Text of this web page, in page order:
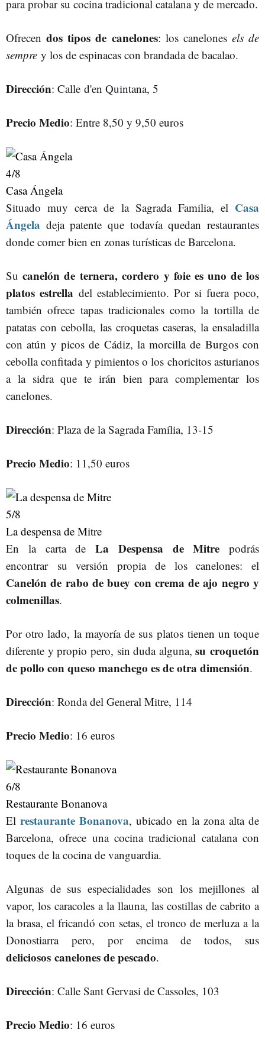
para probar su cocina tradicional catalana y de mercado.
Ofrecendos tipos de canelones: los canelones els de
sempre y los de espinacas con brandada de bacalao.
Dirección: Calle d'en Quintana, 5
Precio Medio: Entre 8,50 y 9,50 euros
4/8
Casa Ángela
Situado muy cerca de la Sagrada Familia, el Casa
Ángela deja patente que todavía quedan restaurantes
donde comer bien en zonas turísticas de Barcelona.
Sucanelón de ternera, cordero y foie es uno de los
platos estrella del establecimiento. Por si fuera poco,
también ofrece tapas tradicionales como la tortilla de
patatas con cebolla, las croquetas caseras, la ensaladilla
con atún y picos de Cádiz, la morcilla de Burgos con
cebolla confitada y pimientos o los choricitos asturianos
a la sidra que te irán bien para complementar los
canelones.
Dirección: Plaza de la Sagrada Família, 13-15
Precio Medio: 11,50 euros
5/8
La despensa de Mitre
En la carta de La Despensa de Mitre podrás
encontrar su versión propia de los canelones: el
Canelón de rabo de buey con crema de ajo negro y
colmenillas.
Por otro lado, la mayoría de sus platos tienen un toque
diferente y propio pero, sin duda alguna,su croquetón
de pollo con queso manchego es de otra dimensión.
Dirección: Ronda del General Mitre, 114
Precio Medio: 16 euros
6/8
Restaurante Bonanova
Elrestaurante Bonanova, ubicado en la zona alta de
Barcelona, ofrece una cocina tradicional catalana con
toques de la cocina de vanguardia.
Algunas de sus especialidades son los mejillones al
vapor, los caracoles a la llauna, las costillas de cabrito a
la brasa, el fricandó con setas, el tronco de merluza a la
Donostiarra pero, por encima de todos, sus
deliciosos canelones de pescado.
Dirección: Calle Sant Gervasi de Cassoles, 103
Precio Medio: 16 euros